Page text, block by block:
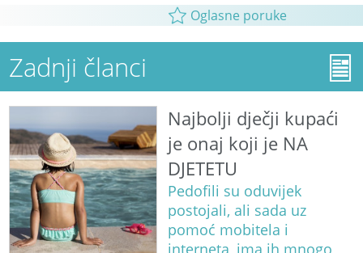
Oglasne poruke
Zadnji članci
Najbolji dječji kupaći
je onaj koji je NA
DJETETU
Pedofili su oduvijek
postojali, ali sada uz
pomoć mobitela i
interneta, ima ih mnogo